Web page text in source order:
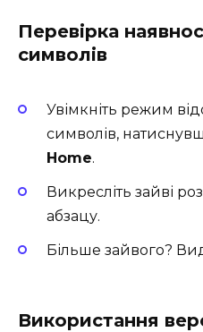
Перевірка
символів
Увімкніть режим
символів,
Home.
Викресліть зайві
абзацу.
Більше зайвого?
Використання